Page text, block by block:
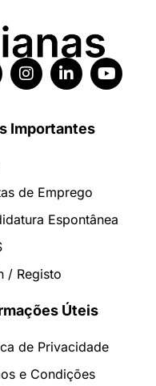
Importantes
de Emprego
Espontânea
/ Registo
Úteis
de Privacidade
e Condições